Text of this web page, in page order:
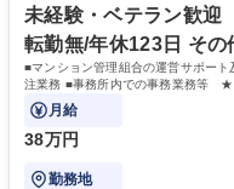
休日125日
未経験・ベテラン歓迎
転勤無/年休123日 そ
■マンション管理組合の運営サポー
注業務 ■事務所内での事務業務等 ★
月給
38万円
勤務地